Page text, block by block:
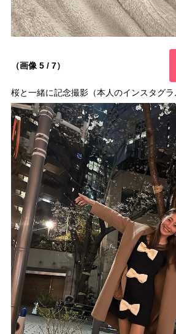
（画像 5 / 7）
桜と一緒に記念撮影（本人のインスタグラ